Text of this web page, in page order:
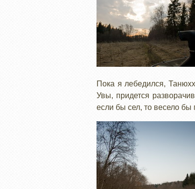
Пока я лебедился,
Увы, придется
если бы сел, то весело бы